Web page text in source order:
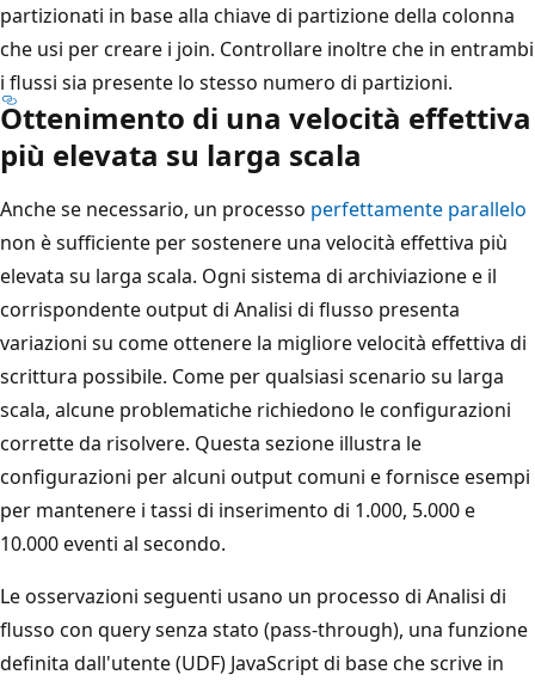
partizionati in base alla chiave di partizione della colonna
che usi per creare i join. Controllare inoltre che in entrambi
i flussi sia presente lo stesso numero di partizioni.
Ottenimento di una velocità effettiva
più elevata su larga scala
Anche se necessario, un processo perfettamente parallelo
non è sufficiente per sostenere una velocità effettiva più
elevata su larga scala. Ogni sistema di archiviazione e il
corrispondente output di Analisi di flusso presenta
variazioni su come ottenere la migliore velocità effettiva di
scrittura possibile. Come per qualsiasi scenario su larga
scala, alcune problematiche richiedono le configurazioni
corrette da risolvere. Questa sezione illustra le
configurazioni per alcuni output comuni e fornisce esempi
per mantenere i tassi di inserimento di 1.000, 5.000 e
10.000 eventi al secondo.
Le osservazioni seguenti usano un processo di Analisi di
flusso con query senza stato (pass-through), una funzione
definita dall'utente (UDF) JavaScript di base che scrive in